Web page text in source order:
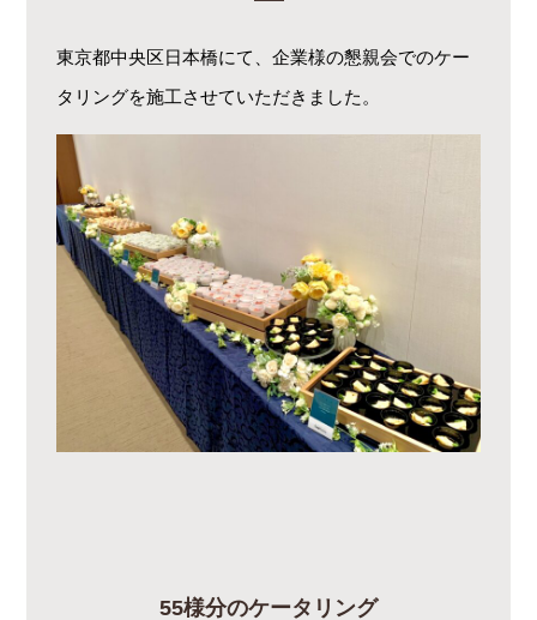
東京都中央区日本橋にて、企業様の懇親会でのケー
タリングを施工させていただきました。
55様分のケータリング